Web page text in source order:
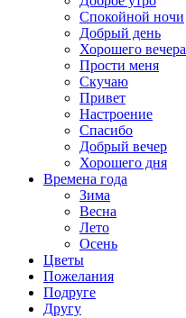
Спокойной ночи
Добрый день
Хорошего вечера
Прости меня
Скучаю
Привет
Настроение
Спасибо
Добрый вечер
Хорошего дня
Времена года
Зима
Весна
Лето
Осень
Цветы
Пожелания
Подруге
Другу